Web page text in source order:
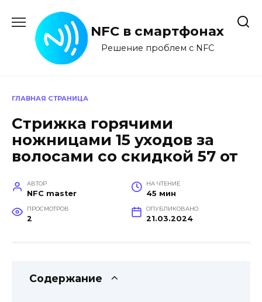
содержанию
NFC в смартфонах
Решение проблем с NFC
ГЛАВНАЯ СТРАНИЦА
Стрижка горячими
ножницами 15 уходов за
волосами со скидкой 57 от
АВТОР
NFC master
НА ЧТЕНИЕ
45 мин
ПРОСМОТРОВ
2
ОПУБЛИКОВАНО
21.03.2024
Содержание